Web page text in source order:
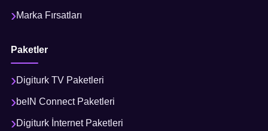
Marka Fırsatları
Paketler
Digiturk TV Paketleri
beIN Connect Paketleri
Digiturk İnternet Paketleri